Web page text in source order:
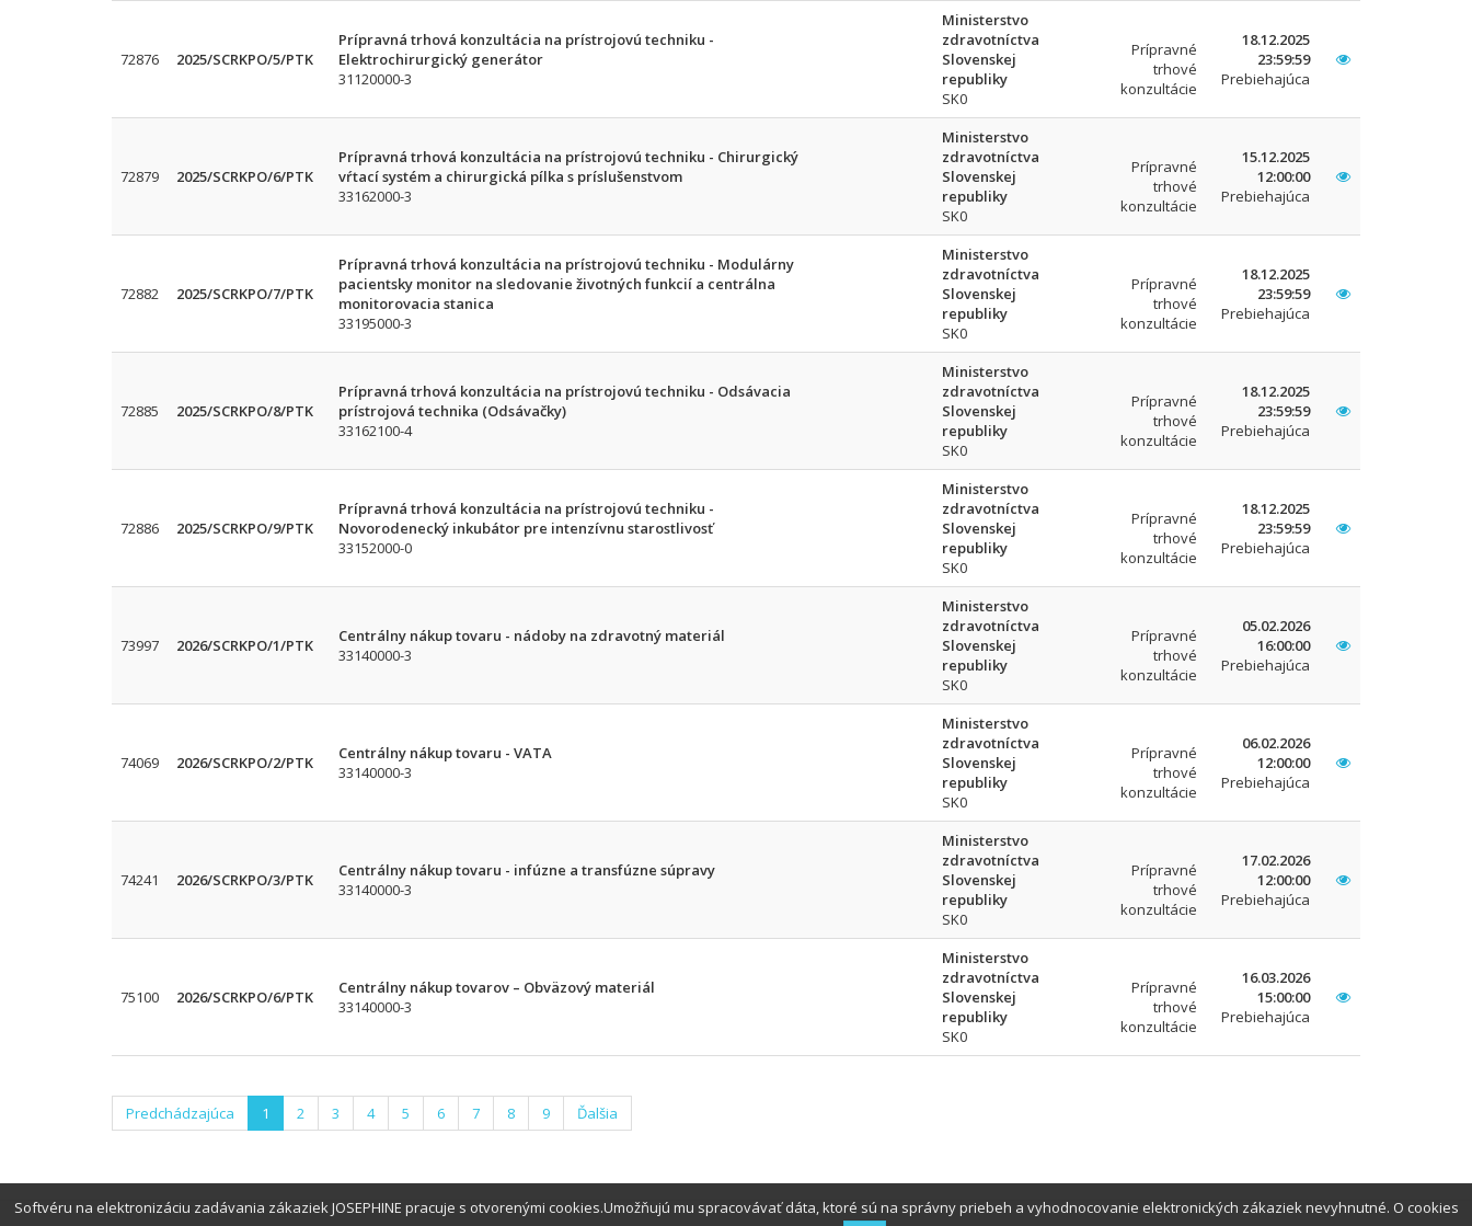
72876 2025/SCRKPO/5/PTK
Prípravná trhová konzultácia na prístrojovú techniku -
Elektrochirurgický generátor
31120000-3
Ministerstvo
zdravotníctva
Slovenskej
republiky
SK0
Prípravné
trhové
konzultácie
18.12.2025
23:59:59
Prebiehajúca
72879 2025/SCRKPO/6/PTK
Prípravná trhová konzultácia na prístrojovú techniku - Chirurgický
vŕtací systém a chirurgická pílka s príslušenstvom
33162000-3
Ministerstvo
zdravotníctva
Slovenskej
republiky
SK0
Prípravné
trhové
konzultácie
15.12.2025
12:00:00
Prebiehajúca
72882 2025/SCRKPO/7/PTK
Prípravná trhová konzultácia na prístrojovú techniku - Modulárny
pacientsky monitor na sledovanie životných funkcií a centrálna
monitorovacia stanica
33195000-3
Ministerstvo
zdravotníctva
Slovenskej
republiky
SK0
Prípravné
trhové
konzultácie
18.12.2025
23:59:59
Prebiehajúca
72885 2025/SCRKPO/8/PTK
Prípravná trhová konzultácia na prístrojovú techniku - Odsávacia
prístrojová technika (Odsávačky)
33162100-4
Ministerstvo
zdravotníctva
Slovenskej
republiky
SK0
Prípravné
trhové
konzultácie
18.12.2025
23:59:59
Prebiehajúca
72886 2025/SCRKPO/9/PTK
Prípravná trhová konzultácia na prístrojovú techniku -
Novorodenecký inkubátor pre intenzívnu starostlivosť
33152000-0
Ministerstvo
zdravotníctva
Slovenskej
republiky
SK0
Prípravné
trhové
konzultácie
18.12.2025
23:59:59
Prebiehajúca
73997 2026/SCRKPO/1/PTK
Centrálny nákup tovaru - nádoby na zdravotný materiál
33140000-3
Ministerstvo
zdravotníctva
Slovenskej
republiky
SK0
Prípravné
trhové
konzultácie
05.02.2026
16:00:00
Prebiehajúca
74069 2026/SCRKPO/2/PTK
Centrálny nákup tovaru - VATA
33140000-3
Ministerstvo
zdravotníctva
Slovenskej
republiky
SK0
Prípravné
trhové
konzultácie
06.02.2026
12:00:00
Prebiehajúca
74241 2026/SCRKPO/3/PTK
Centrálny nákup tovaru - infúzne a transfúzne súpravy
33140000-3
Ministerstvo
zdravotníctva
Slovenskej
republiky
SK0
Prípravné
trhové
konzultácie
17.02.2026
12:00:00
Prebiehajúca
75100 2026/SCRKPO/6/PTK
Centrálny nákup tovarov – Obväzový materiál
33140000-3
Ministerstvo
zdravotníctva
Slovenskej
republiky
SK0
Prípravné
trhové
konzultácie
16.03.2026
15:00:00
Prebiehajúca
Predchádzajúca 1 2 3 4 5 6 7 8 9 Ďalšia
Softvéru na elektronizáciu zadávania zákaziek JOSEPHINE pracuje s otvorenými cookies.Umožňujú mu spracovávať dáta, ktoré sú na správny priebeh a vyhodnocovanie elektronických zákaziek nevyhnutné. O cookies